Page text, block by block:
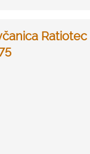
Ratiotec